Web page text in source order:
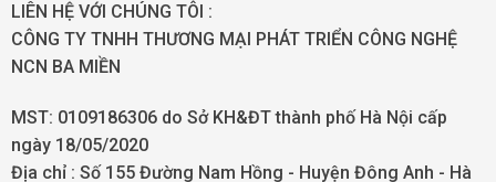
LIÊN HỆ VỚI CHÚNG TÔI :
CÔNG TY TNHH THƯƠNG MẠI PHÁT TRIỂN CÔNG NGHỆ
NCN BA MIỀN
MST: 0109186306 do Sở KH&ĐT thành phố Hà Nội cấp
ngày 18/05/2020
Địa chỉ : Số 155 Đường Nam Hồng - Huyện Đông Anh - Hà